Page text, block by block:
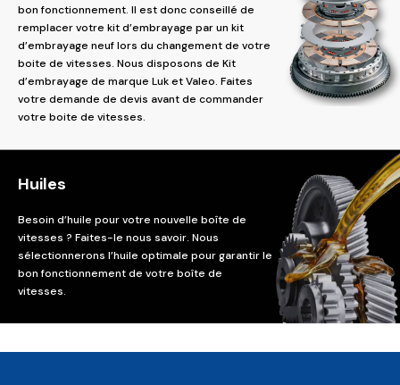
bon fonctionnement. Il est donc conseillé de
remplacer votre kit d’embrayage par un kit
d’embrayage neuf lors du changement de votre
boite de vitesses. Nous disposons de Kit
d’embrayage de marque Luk et Valeo. Faites
votre demande de devis avant de commander
votre boite de vitesses.
Huiles
Besoin d’huile pour votre nouvelle boîte de
vitesses ? Faites-le nous savoir. Nous
sélectionnerons l’huile optimale pour garantir le
bon fonctionnement de votre boîte de
vitesses.